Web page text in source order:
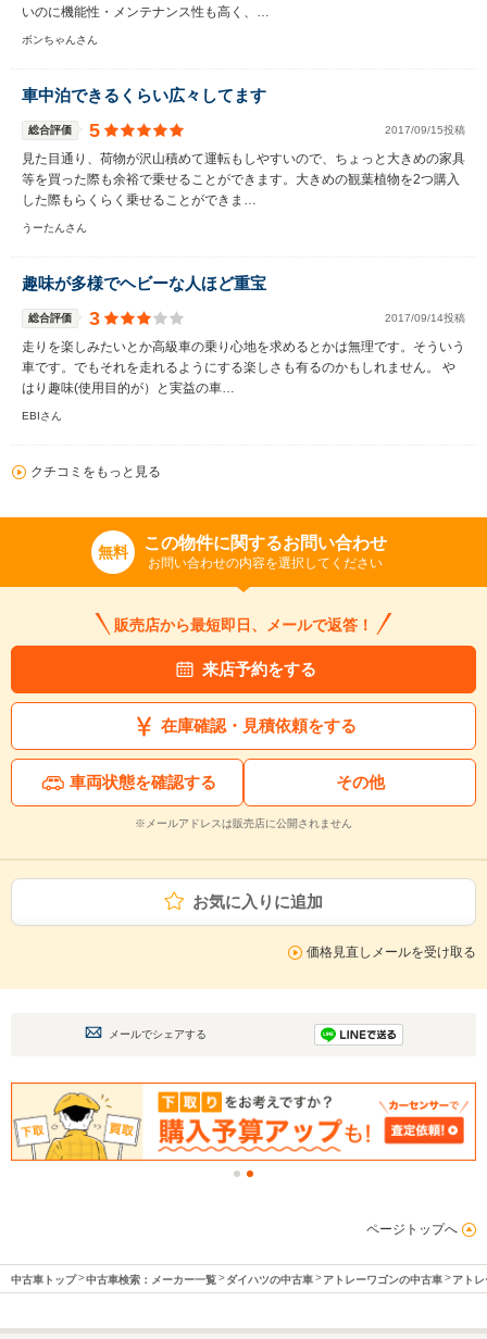
いのに機能性・メンテナンス性も高く、…
ボンちゃんさん
車中泊できるくらい広々してます
総合評価 5 2017/09/15投稿
見た目通り、荷物が沢山積めて運転もしやすいので、ちょっと大きめの家具
等を買った際も余裕で乗せることができます。大きめの観葉植物を2つ購入
した際もらくらく乗せることができま…
うーたんさん
趣味が多様でヘビーな人ほど重宝
総合評価 3 2017/09/14投稿
走りを楽しみたいとか高級車の乗り心地を求めるとかは無理です。そういう
車です。でもそれを走れるようにする楽しさも有るのかもしれません。 や
はり趣味(使用目的が）と実益の車…
EBIさん
クチコミをもっと見る
無料 この物件に関するお問い合わせ
お問い合わせの内容を選択してください
販売店から最短即日、メールで返答！
来店予約をする
在庫確認・見積依頼をする
車両状態を確認する その他
※メールアドレスは販売店に公開されません
お気に入りに追加
価格見直しメールを受け取る
メールでシェアする
ページトップへ
中古車トップ 中古車検索：メーカー一覧 ダイハツの中古車 アトレーワゴンの中古車 アト